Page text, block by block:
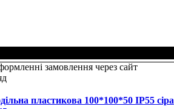
замовлення через сайт
пластикова 100*100*50 IP55 сіра